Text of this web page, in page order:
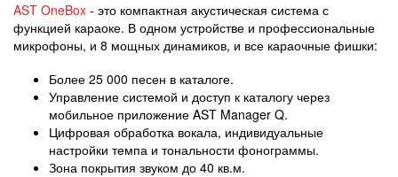
AST OneBox - это компактная акустическая система с
функцией караоке. В одном устройстве и профессиональные
микрофоны, и 8 мощных динамиков, и все караочные фишки:
Более 25 000 песен в каталоге.
Управление системой и доступ к каталогу через
мобильное приложение AST Manager Q.
Цифровая обработка вокала, индивидуальные
настройки темпа и тональности фонограммы.
Зона покрытия звуком до 40 кв.м.